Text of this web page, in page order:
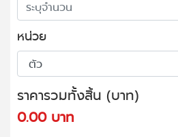
หน่วย
ราคารวมทั้งสิ้น (บาท)
0.00 บาท